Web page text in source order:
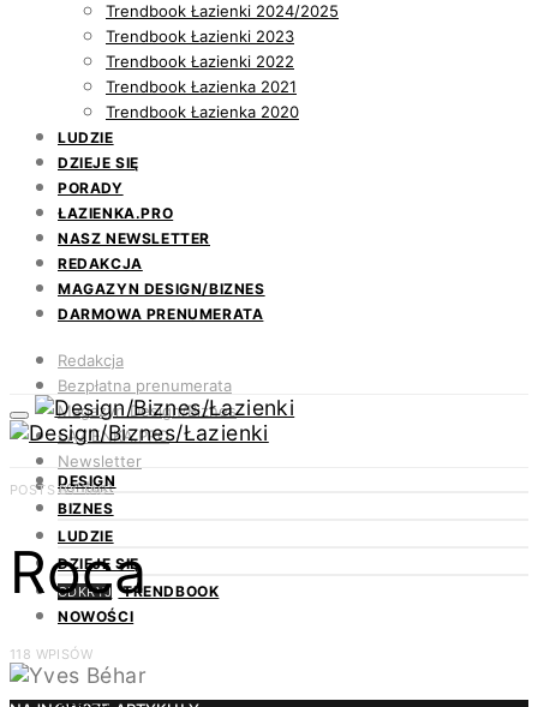
Trendbook Łazienki 2024/2025
Trendbook Łazienki 2023
Trendbook Łazienki 2022
Trendbook Łazienka 2021
Trendbook Łazienka 2020
LUDZIE
DZIEJE SIĘ
PORADY
ŁAZIENKA.PRO
NASZ NEWSLETTER
REDAKCJA
MAGAZYN DESIGN/BIZNES
DARMOWA PRENUMERATA
Redakcja
Bezpłatna prenumerata
Magazyn Design/Biznes
ŁAZIENKA.PRO
Newsletter
Kontakt
DESIGN
BIZNES
LUDZIE
DZIEJE SIĘ
ODKRYJ TRENDBOOK
NOWOŚCI
POSTS BY TAG
Roca
118 WPISÓW